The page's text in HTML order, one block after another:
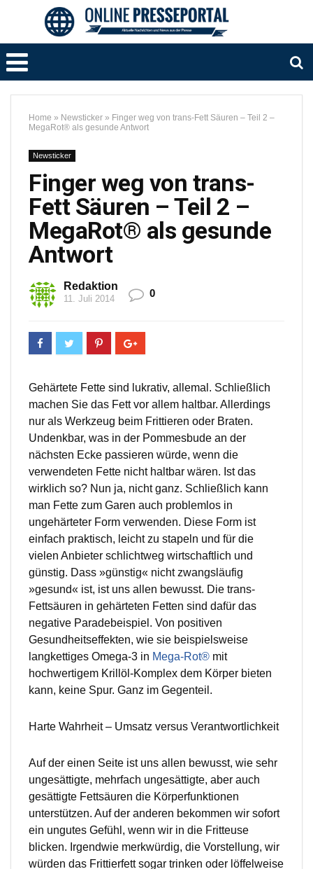
Home » Newsticker » Finger weg von trans-Fett Säuren – Teil 2 –
MegaRot® als gesunde Antwort
Newsticker
Finger weg von trans-
Fett Säuren – Teil 2 –
MegaRot® als gesunde
Antwort
Redaktion
11. Juli 2014 0
Gehärtete Fette sind lukrativ, allemal. Schließlich
machen Sie das Fett vor allem haltbar. Allerdings
nur als Werkzeug beim Frittieren oder Braten.
Undenkbar, was in der Pommesbude an der
nächsten Ecke passieren würde, wenn die
verwendeten Fette nicht haltbar wären. Ist das
wirklich so? Nun ja, nicht ganz. Schließlich kann
man Fette zum Garen auch problemlos in
ungehärteter Form verwenden. Diese Form ist
einfach praktisch, leicht zu stapeln und für die
vielen Anbieter schlichtweg wirtschaftlich und
günstig. Dass »günstig« nicht zwangsläufig
»gesund« ist, ist uns allen bewusst. Die trans-
Fettsäuren in gehärteten Fetten sind dafür das
negative Paradebeispiel. Von positiven
Gesundheitseffekten, wie sie beispielsweise
langkettiges Omega-3 in Mega-Rot® mit
hochwertigem Krillöl-Komplex dem Körper bieten
kann, keine Spur. Ganz im Gegenteil.
Harte Wahrheit – Umsatz versus Verantwortlichkeit
Auf der einen Seite ist uns allen bewusst, wie sehr
ungesättigte, mehrfach ungesättigte, aber auch
gesättigte Fettsäuren die Körperfunktionen
unterstützen. Auf der anderen bekommen wir sofort
ein ungutes Gefühl, wenn wir in die Fritteuse
blicken. Irgendwie merkwürdig, die Vorstellung, wir
würden das Frittierfett sogar trinken oder löffelweise